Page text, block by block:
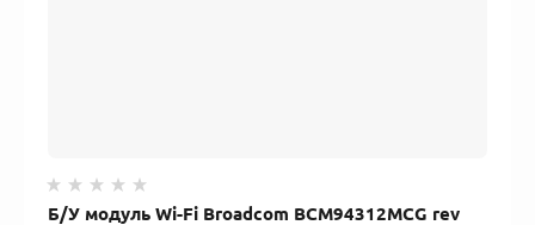
Б/У модуль Wi-Fi Broadcom BCM94312MCG rev